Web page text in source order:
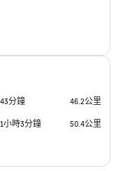
分鐘 46.2公里
小時3分鐘 50.4公里